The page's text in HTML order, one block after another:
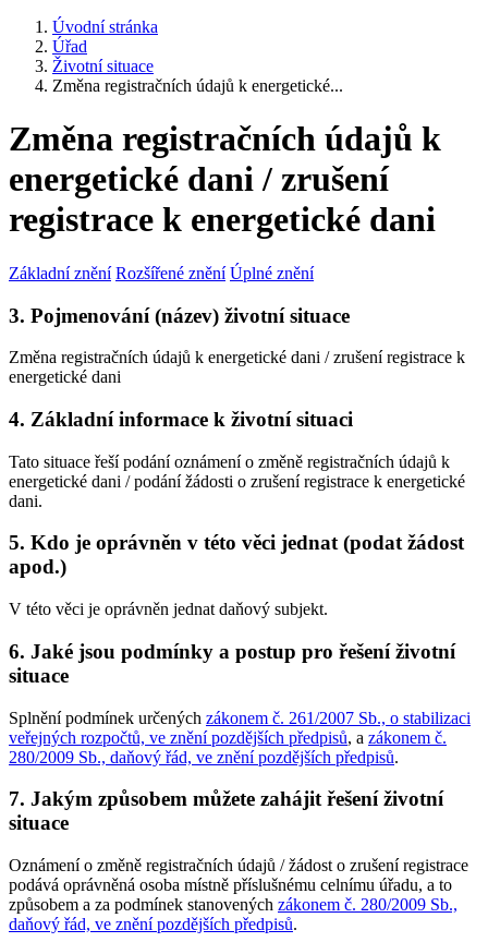
Úvodní stránka
Úřad
Životní situace
Změna registračních údajů k energetické...
Změna registračních údajů k
energetické dani / zrušení
registrace k energetické dani
Základní znění Rozšířené znění Úplné znění
3. Pojmenování (název) životní situace
Změna registračních údajů k energetické dani / zrušení registrace k
energetické dani
4. Základní informace k životní situaci
Tato situace řeší podání oznámení o změně registračních údajů k
energetické dani / podání žádosti o zrušení registrace k energetické
dani.
5. Kdo je oprávněn v této věci jednat (podat žádost
apod.)
V této věci je oprávněn jednat daňový subjekt.
6. Jaké jsou podmínky a postup pro řešení životní
situace
Splnění podmínek určených zákonem č. 261/2007 Sb., o stabilizaci
veřejných rozpočtů, ve znění pozdějších předpisů, a zákonem č.
280/2009 Sb., daňový řád, ve znění pozdějších předpisů.
7. Jakým způsobem můžete zahájit řešení životní
situace
Oznámení o změně registračních údajů / žádost o zrušení registrace
podává oprávněná osoba místně příslušnému celnímu úřadu, a to
způsobem a za podmínek stanovených zákonem č. 280/2009 Sb.,
daňový řád, ve znění pozdějších předpisů.